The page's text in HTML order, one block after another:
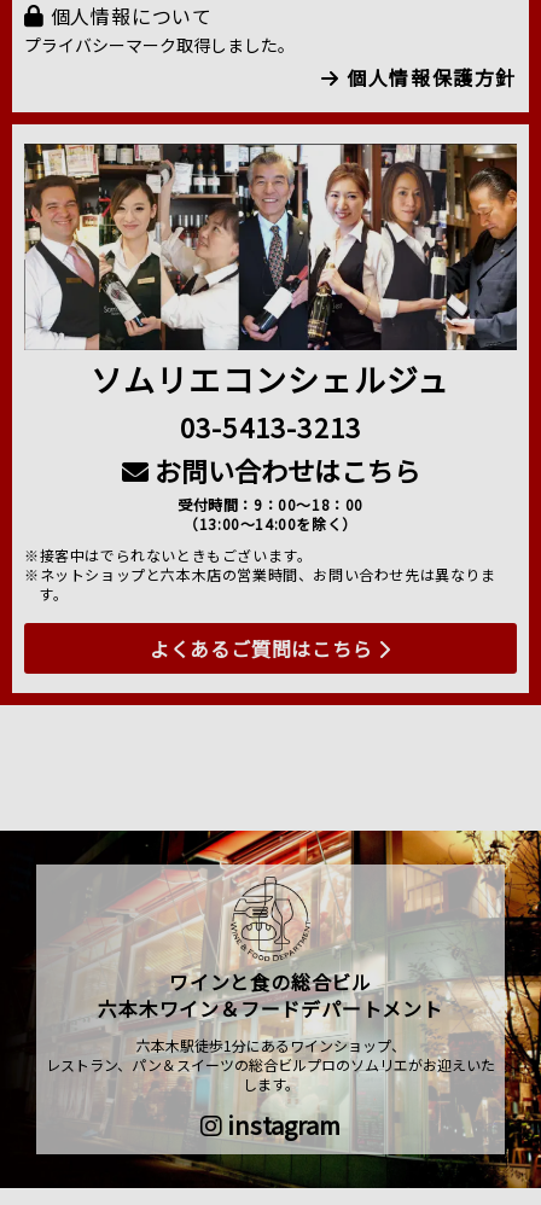
個人情報について
プライバシーマーク取得しました。
個人情報保護方針
ソムリエコンシェルジュ
03-5413-3213
お問い合わせはこちら
受付時間：9：00～18：00
（13:00～14:00を除く）
※接客中はでられないときもございます。
※ネットショップと六本木店の営業時間、お問い合わせ先は異なりま
す。
よくあるご質問はこちら
ワインと食の総合ビル
六本木ワイン＆フードデパートメント
六本木駅徒歩1分にあるワインショップ、
レストラン、パン＆スイーツの総合ビルプロのソムリエがお迎えいた
します。
instagram